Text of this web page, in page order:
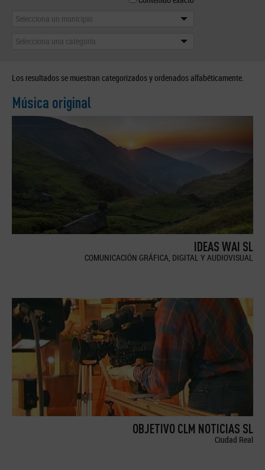
Selecciona un municipio
Selecciona una categoría
Los resultados se muestran categorizados y ordenados alfabéticamente.
Música original
IDEAS WAI SL
COMUNICACIÓN GRÁFICA, DIGITAL Y AUDIOVISUAL
OBJETIVO CLM NOTICIAS SL
Ciudad Real